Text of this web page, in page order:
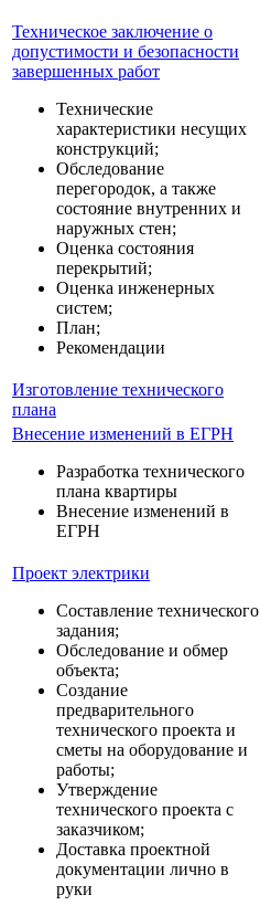
Техническое заключение о
допустимости и безопасности
завершенных работ
Технические
характеристики несущих
конструкций;
Обследование
перегородок, а также
состояние внутренних и
наружных стен;
Оценка состояния
перекрытий;
Оценка инженерных
систем;
План;
Рекомендации
Изготовление технического
плана
Внесение изменений в ЕГРН
Разработка технического
плана квартиры
Внесение изменений в
ЕГРН
Проект электрики
Составление технического
задания;
Обследование и обмер
объекта;
Создание
предварительного
технического проекта и
сметы на оборудование и
работы;
Утверждение
технического проекта с
заказчиком;
Доставка проектной
документации лично в
руки